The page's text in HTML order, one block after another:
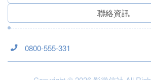
聯絡資訊
0800-555-331